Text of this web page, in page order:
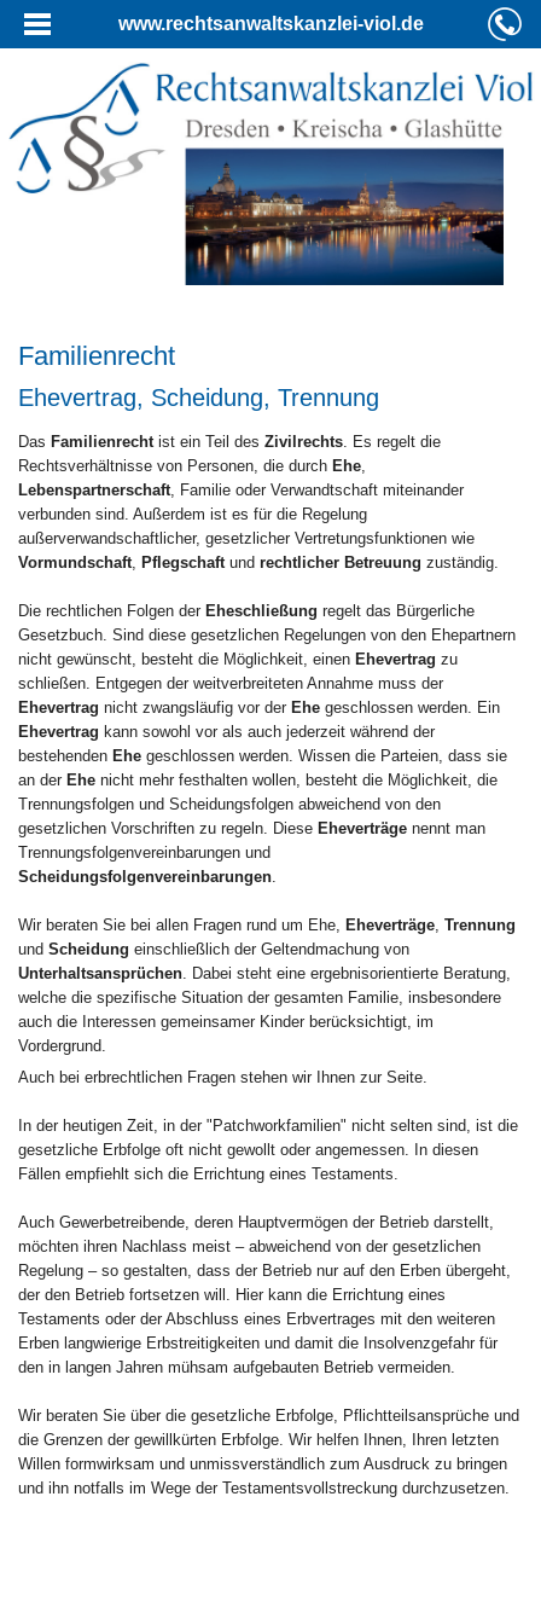
www.rechtsanwaltskanzlei-viol.de
Familienrecht
Ehevertrag, Scheidung, Trennung
Das Familienrecht ist ein Teil des Zivilrechts . Es regelt die
Rechtsverhältnisse von Personen, die durch Ehe
Lebenspartnerschaft , Familie oder Verwandtschaft miteinander
verbunden sind. Außerdem ist es für die Regelung
außerverwandschaftlicher, gesetzlicher Vertretungsfunktionen wie
Vormundschaft Pflegschaft und rechtlicher Betreuung zuständig.
Die rechtlichen Folgen der Eheschließung regelt das Bürgerliche
Gesetzbuch. Sind diese gesetzlichen Regelungen von den Ehepartnern
nicht gewünscht, besteht die Möglichkeit, einen Ehevertrag zu
schließen. Entgegen der weitverbreiteten Annahme muss der
Ehevertrag nicht zwangsläufig vor der Ehe geschlossen werden. Ein
Ehevertrag kann sowohl vor als auch jederzeit während der
bestehenden Ehe geschlossen werden. Wissen die Parteien, dass sie
an der Ehe nicht mehr festhalten wollen, besteht die Möglichkeit, die
Trennungsfolgen und Scheidungsfolgen abweichend von den
gesetzlichen Vorschriften zu regeln. Diese Eheverträge nennt man
Trennungsfolgenvereinbarungen und
Scheidungsfolgenvereinbarungen
Wir beraten Sie bei allen Fragen rund um Ehe, Eheverträge Trennung
und Scheidung einschließlich der Geltendmachung von
Unterhaltsansprüchen . Dabei steht eine ergebnisorientierte Beratung,
welche die spezifische Situation der gesamten Familie, insbesondere
auch die Interessen gemeinsamer Kinder berücksichtigt, im
Vordergrund.
Auch bei erbrechtlichen Fragen stehen wir Ihnen zur Seite.
In der heutigen Zeit, in der "Patchworkfamilien" nicht selten sind, ist die
gesetzliche Erbfolge oft nicht gewollt oder angemessen. In diesen
Fällen empfiehlt sich die Errichtung eines Testaments.
Auch Gewerbetreibende, deren Hauptvermögen der Betrieb darstellt,
möchten ihren Nachlass meist – abweichend von der gesetzlichen
Regelung – so gestalten, dass der Betrieb nur auf den Erben übergeht,
der den Betrieb fortsetzen will. Hier kann die Errichtung eines
Testaments oder der Abschluss eines Erbvertrages mit den weiteren
Erben langwierige Erbstreitigkeiten und damit die Insolvenzgefahr für
den in langen Jahren mühsam aufgebauten Betrieb vermeiden.
Wir beraten Sie über die gesetzliche Erbfolge, Pflichtteilsansprüche und
die Grenzen der gewillkürten Erbfolge. Wir helfen Ihnen, Ihren letzten
Willen formwirksam und unmissverständlich zum Ausdruck zu bringen
und ihn notfalls im Wege der Testamentsvollstreckung durchzusetzen.